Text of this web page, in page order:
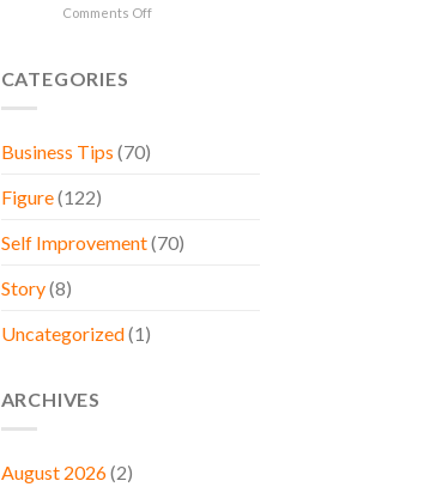
dari
Comments Offon
CATEGORIES
Business Tips (70)
Figure(122)
Self Improvement(70)
Story(8)
Uncategorized(1)
ARCHIVES
August 2026(2)